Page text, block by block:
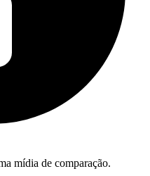
mídia de comparação.